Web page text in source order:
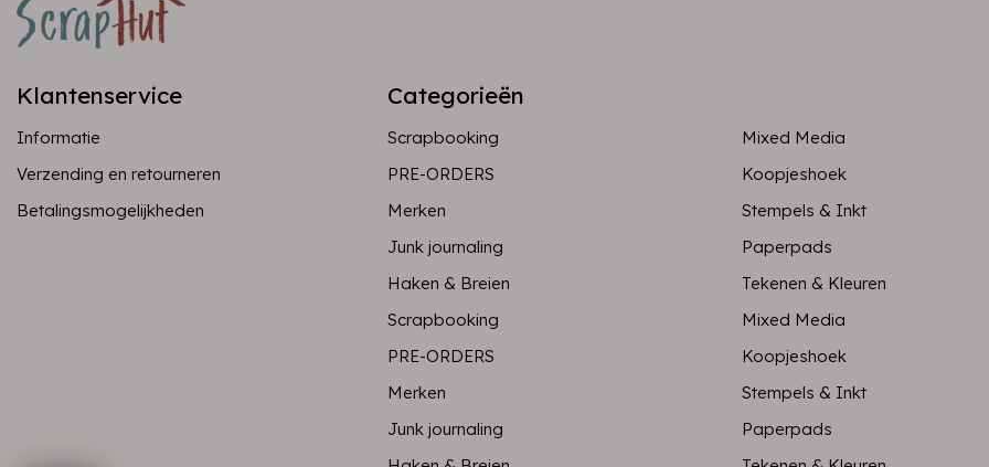
Klantenservice
Informatie
Verzending en retourneren
Betalingsmogelijkheden
Categorieën
Scrapbooking
Mixed Media
PRE-ORDERS
Koopjeshoek
Merken
Stempels & Inkt
Junk journaling
Paperpads
Haken & Breien
Tekenen & Kleuren
Scrapbooking
Mixed Media
PRE-ORDERS
Koopjeshoek
Merken
Stempels & Inkt
Junk journaling
Paperpads